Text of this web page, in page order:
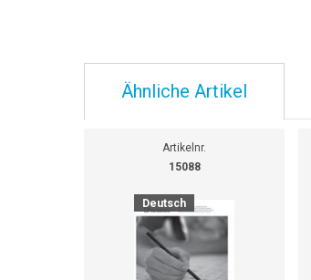
Ähnliche Artikel
Artikelnr.
15088
Deutsch